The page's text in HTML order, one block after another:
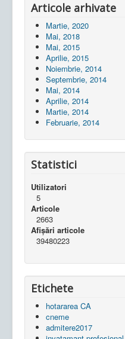
Articole arhivate
Martie, 2020
Mai, 2018
Mai, 2015
Aprilie, 2015
Noiembrie, 2014
Septembrie, 2014
Mai, 2014
Aprilie, 2014
Martie, 2014
Februarie, 2014
Statistici
Utilizatori
5
Articole
2663
Afișări articole
39480223
Etichete
hotararea CA
cneme
admitere2017